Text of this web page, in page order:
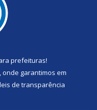
prefeituras!
onde garantimos em
leis de transparência